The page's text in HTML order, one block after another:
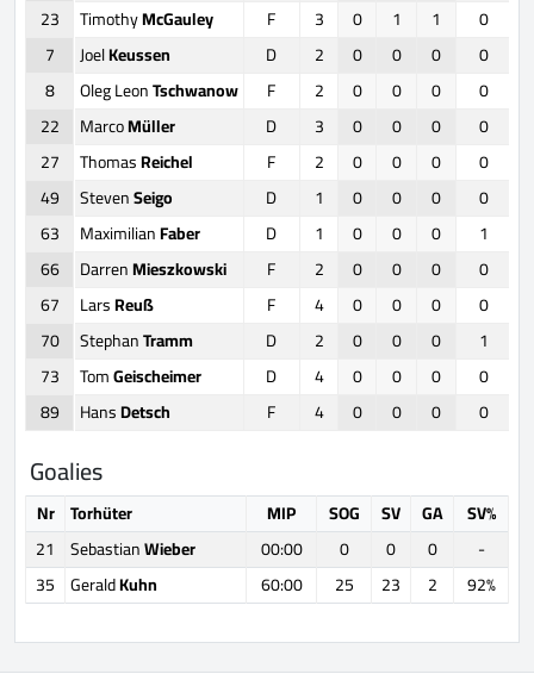
23
TimothyMcGauley F 3 0 1 1
0
7
JoelKeussen D 2 0 0 0
0
8
Oleg LeonTschwanow F 2 0 0 0
0
22
MarcoMüller D 3 0 0 0
0
27
ThomasReichel F 2 0 0 0
0
49
StevenSeigo D 1 0 0 0
0
63
MaximilianFaber D 1 0 0 0
1
66
DarrenMieszkowski F 2 0 0 0
0
67
LarsReuß F 4 0 0 0
0
70
StephanTramm D 2 0 0 0
1
73
TomGeischeimer D 4 0 0 0
0
89
HansDetsch F 4 0 0 0 0
Goalies
Nr Torhüter MIP SOG SV GA
SV%
21 SebastianWieber 00:00 0 0 0
-
35 GeraldKuhn 60:00 25 23 2 92%